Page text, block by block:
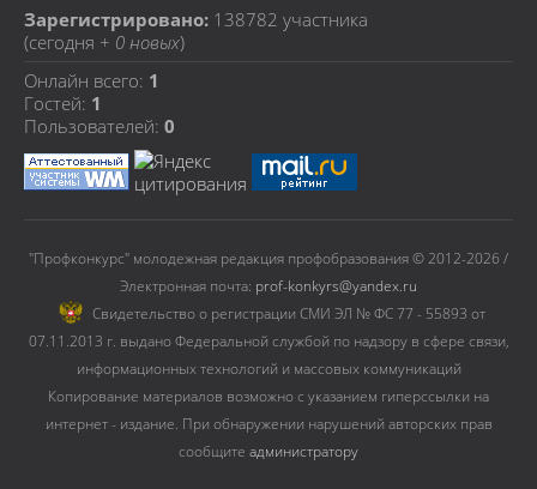
Зарегистрировано: 138782 участника
(сегодня + 0 новых)
Онлайн всего: 1
Гостей: 1
Пользователей: 0
"Профконкурс" молодежная редакция профобразования © 2012-2026 /
Электронная почта: prof-konkyrs@yandex.ru
Cвидетельство о регистрации СМИ ЭЛ № ФС 77 - 55893 от
07.11.2013 г. выдано Федеральной службой по надзору в сфере связи,
информационных технологий и массовых коммуникаций
Копирование материалов возможно с указанием гиперссылки на
интернет - издание. При обнаружении нарушений авторских прав
сообщите администратору